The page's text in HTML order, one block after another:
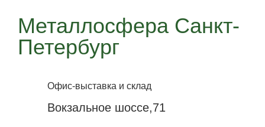
Металлосфера Санкт-
Петербург
Офис-выставка и склад
Вокзальное шоссе,71